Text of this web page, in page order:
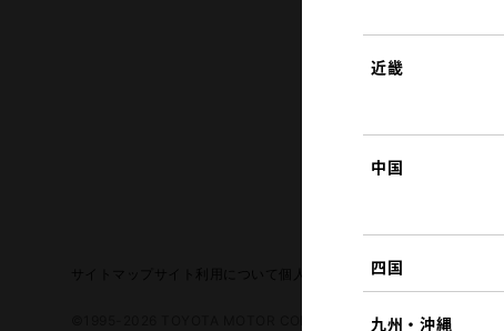
近畿
中国
四国
九州・沖縄
トヨタイムズ
サイト利用について 個人情報の取扱いについて
©1995-2026 TOYOTA MOTOR CORPORATION. ALL RIGHTS